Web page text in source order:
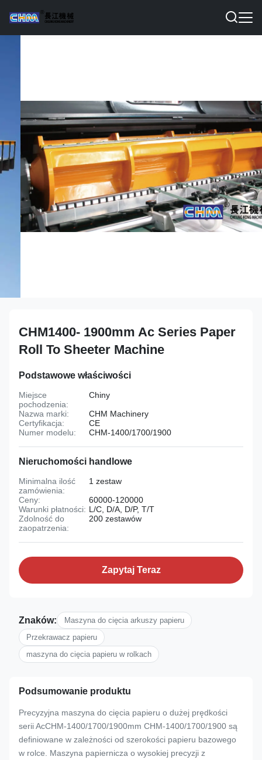
CHM1400- 1900mm Ac Series Paper
Roll To Sheeter Machine
Podstawowe właściwości
Miejsce
pochodzenia:
Chiny
Nazwa marki:
CHM Machinery
Certyfikacja:
CE
Numer modelu:
CHM-1400/1700/1900
Nieruchomości handlowe
Minimalna ilość
zamówienia:
1 zestaw
Ceny:
60000-120000
Warunki płatności: L/C, D/A, D/P, T/T
Zdolność do
zaopatrzenia:
200 zestawów
Zapytaj Teraz
Znaków:
Maszyna do cięcia arkuszy papieru
Przekrawacz papieru
maszyna do cięcia papieru w rolkach
Podsumowanie produktu
Precyzyjna maszyna do cięcia papieru o dużej prędkości
serii AcCHM-1400/1700/1900mm CHM-1400/1700/1900 są
definiowane w zależności od szerokości papieru bazowego
w rolce. Maszyna papiernicza o wysokiej precyzji z